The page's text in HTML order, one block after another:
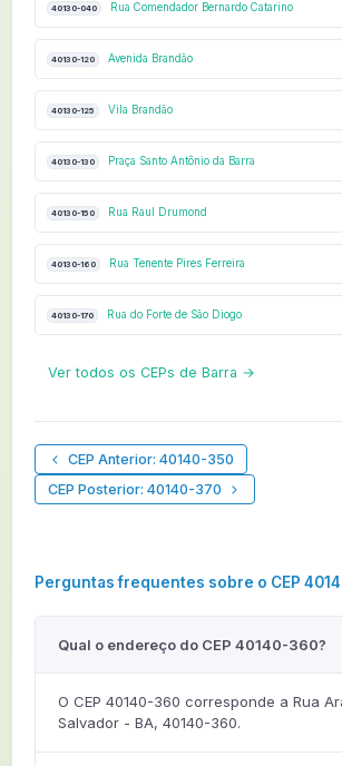
40130-040 Rua Comendador Bernardo Catarino
40130-120 Avenida Brandão
40130-125 Vila Brandão
40130-130 Praça Santo Antônio da Barra
40130-150 Rua Raul Drumond
40130-160 Rua Tenente Pires Ferreira
40130-170 Rua do Forte de São Diogo
Ver todos os CEPs de Barra →
CEP Anterior: 40140-350
CEP Posterior: 40140-370
Perguntas frequentes sobre o CEP
Qual o endereço do CEP 40140-360?
O CEP 40140-360 corresponde a Rua
Salvador - BA, 40140-360.